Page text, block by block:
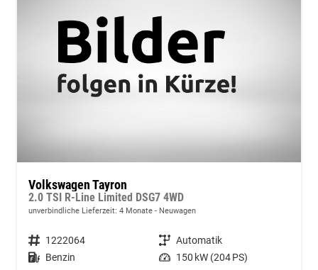
Volkswagen Tayron
2.0 TSI R-Line Limited DSG7 4WD
unverbindliche Lieferzeit: 4 Monate Neuwagen
Fahrzeugnummer 1222064 Getriebe Automatik
Kraftstoff Benzin Leistung 150 kW (204 PS)